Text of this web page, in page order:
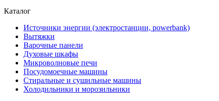
Каталог
Источники энергии (электростанции, powerbank)
Вытяжки
Варочные панели
Духовые шкафы
Микроволновые печи
Посудомоечные машины
Стиральные и сушильные машины
Холодильники и морозильники